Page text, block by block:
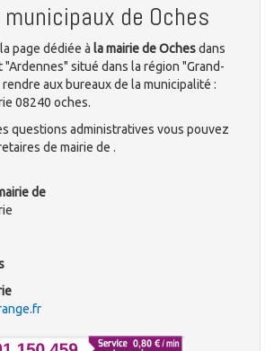
de Oches
page dédiée à la mairie de Ochesdans
situé dans la région "Grand-
aux bureaux de la municipalité :
08240 oches.
questions administratives vous pouvez
de mairie de .
de